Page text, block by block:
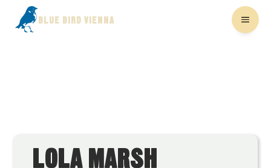
BLUE BIRD VIENNA
LOLA MARSH